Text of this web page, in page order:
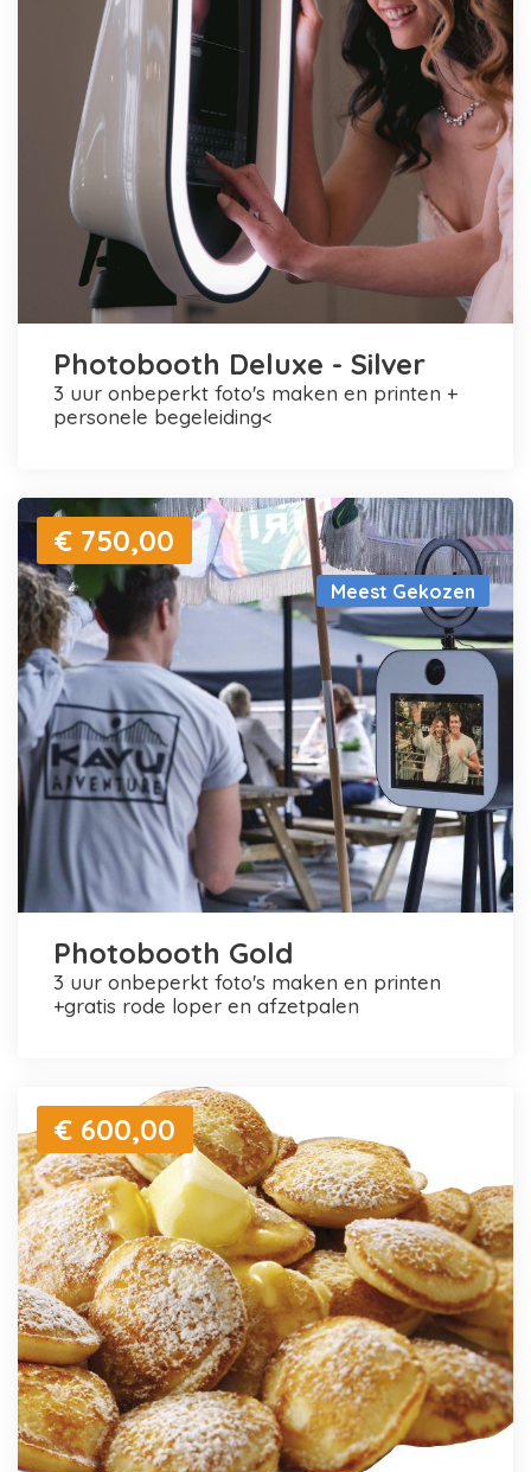
Photobooth Deluxe - Silver
3 uur onbeperkt foto's maken en printen +
personele begeleiding<
Meest Gekozen
€ 750,00
Photobooth Gold
3 uur onbeperkt foto's maken en printen
+gratis rode loper en afzetpalen
€ 600,00